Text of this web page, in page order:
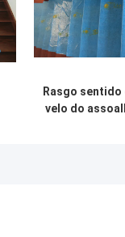
Rasgo sentido
velo do